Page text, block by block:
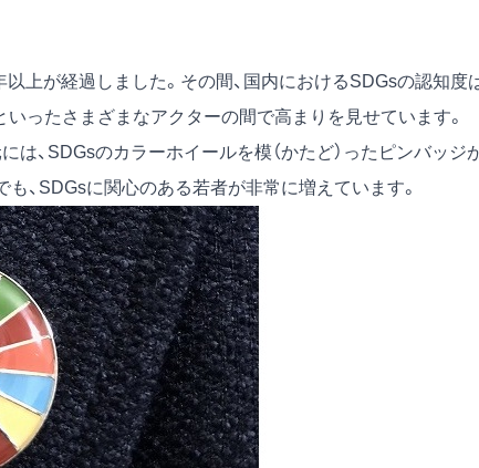
上が経過しました。その間、国内におけるSDGsの認知度
いったさまざまなアクターの間で高まりを見せています。
は、SDGsのカラーホイールを模（かたど）ったピンバッジ
、SDGsに関心のある若者が非常に増えています。